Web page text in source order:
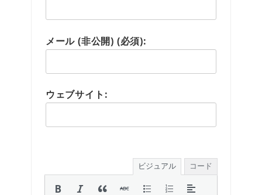
メール (非公開) (必須):
ウェブサイト:
ビジュアル コード